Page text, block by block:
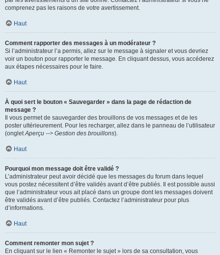
comprenez pas les raisons de votre avertissement.
Haut
Comment rapporter des messages à un modérateur ?
Si l’administrateur l’a permis, allez sur le message à signaler et vous devriez
voir un bouton pour rapporter le message. En cliquant dessus, vous accéderez
aux étapes nécessaires pour le faire.
Haut
À quoi sert le bouton « Sauvegarder » dans la page de rédaction de
message ?
Il vous permet de sauvegarder des brouillons de vos messages et de les
poster ultérieurement. Pour les recharger, allez dans le panneau de l’utilisateur
(ongletAperçu --> Gestion des brouillons).
Haut
Pourquoi mon message doit être validé ?
L’administrateur peut avoir décidé que les messages du forum dans lequel
vous postez nécessitent d’être validés avant d’être publiés. Il est possible aussi
que l’administrateur vous ait placé dans un groupe dont les messages doivent
être validés avant d’être publiés. Contactez l’administrateur pour plus
d’informations.
Haut
Comment remonter mon sujet ?
En cliquant sur le lien « Remonter le sujet » lors de sa consultation, vous